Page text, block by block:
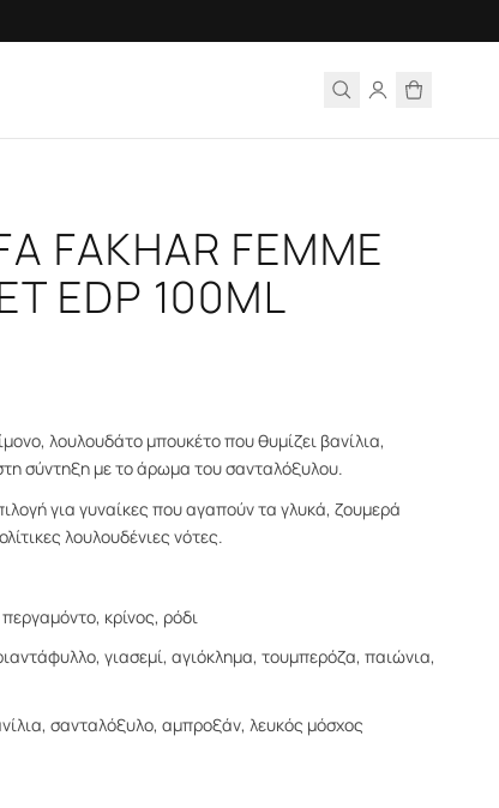
FAKHAR FEMME
EDP 100ML
λουλουδάτο μπουκέτο που θυμίζει βανίλια,
σύντηξη με το άρωμα του σανταλόξυλου.
για γυναίκες που αγαπούν τα γλυκά, ζουμερά
λουλουδένιες νότες.
κρίνος, ρόδι
γιασεμί, αγιόκλημα, τουμπερόζα, παιώνια,
σανταλόξυλο, αμπροξάν, λευκός μόσχος